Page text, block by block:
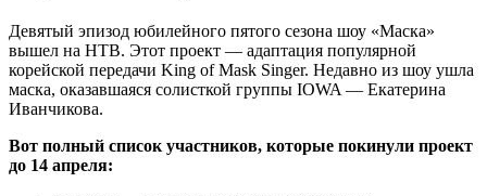
Девятый эпизод юбилейного пятого сезона шоу «Маска»
вышел на НТВ. Этот проект — адаптация популярной
корейской передачи King of Mask Singer. Недавно из шоу ушла
маска, оказавшаяся солисткой группы IOWA — Екатерина
Иванчикова.
Вот полный список участников, которые покинули проект
до 14 апреля: